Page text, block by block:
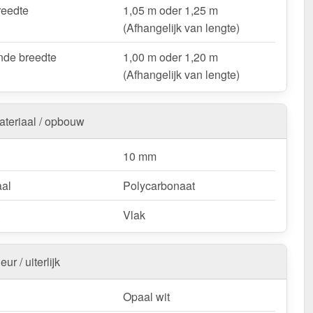
loodsenhallen
– Lichtstraat voor industriële
& deurluifels– Natuurlijk licht & bescherming.
& bootoverkappingen– Robuust & weersbestendig.
& tuinconstructies– Licht & duurzaam.
uw Alumon lichtstraat | Type 1/5 – Inclusief
en met 10 jaar UV-bestendigheid, lichttransmissie,
stijfheid garantie!
& duurzaam – perfect voor elk project!
Kopschotten optioneel te bestellen.
1,05 m oder 1,25 m
(Afhangelijk van lengte)
breedte
1,00 m oder 1,20 m
(Afhangelijk van lengte)
/ opbouw
10 mm
Polycarbonaat
Vlak
/ uiterlijk
Opaal wit